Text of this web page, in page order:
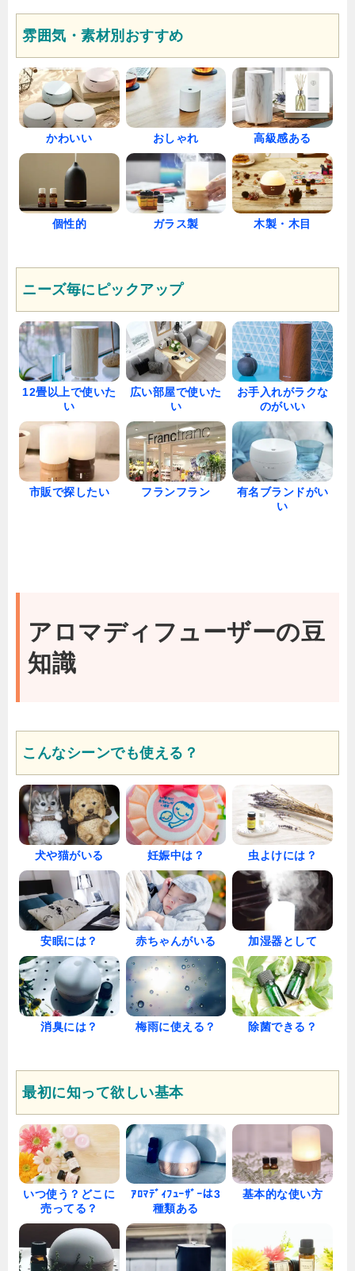
雰囲気・素材別おすすめ
かわいい おしゃれ 高級感ある
個性的 ガラス製 木製・木目
ニーズ毎にピックアップ
12畳以上で使いた
い
広い部屋で使いた
い
お手入れがラクな
のがいい
市販で探したい フランフラン
有名ブランドがい
い
アロマディフューザーの豆
知識
こんなシーンでも使える？
犬や猫がいる 妊娠中は？ 虫よけには？
安眠には？ 赤ちゃんがいる 加湿器として
消臭には？ 梅雨に使える？ 除菌できる？
最初に知って欲しい基本
いつ使う？どこに
売ってる？
ｱﾛﾏﾃﾞｨﾌｭｰｻﾞｰは3
種類ある
基本的な使い方